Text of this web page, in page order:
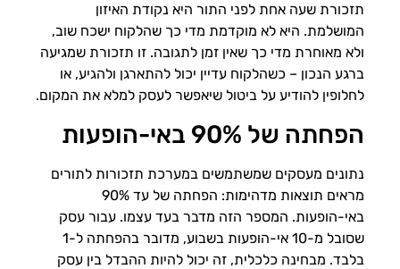
תזכורת שעה אחת לפני התור היא נקודת האיזון
המושלמת. היא לא מוקדמת מדי כך שהלקוח ישכח שוב,
ולא מאוחרת מדי כך שאין זמן לתגובה. זו תזכורת שמגיעה
ברגע הנכון – כשהלקוח עדיין יכול להתארגן ולהגיע, או
לחלופין להודיע על ביטול שיאפשר לעסק למלא את המקום.
הפחתה של 90% באי-הופעות
נתונים מעסקים שמשתמשים במערכת תזכורות לתורים
מראים תוצאות מדהימות: הפחתה של עד 90%
באי-הופעות. המספר הזה מדבר בעד עצמו. עבור עסק
שסובל מ-10 אי-הופעות בשבוע, מדובר בהפחתה ל-1
בלבד. מבחינה כלכלית, זה יכול להיות ההבדל בין עסק